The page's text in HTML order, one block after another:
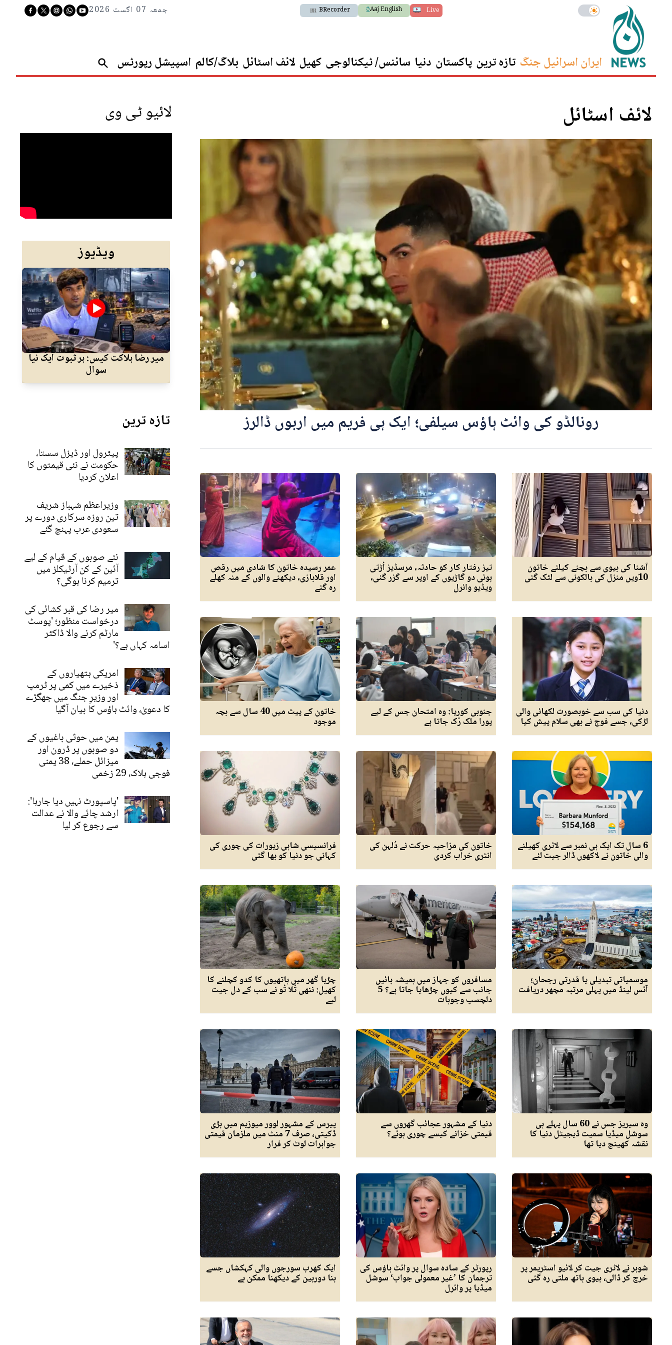
Live
Aaj English
BRecorder جمعہ 07 اگست 2026
ایران اسرائیل جنگ تازہ ترین پاکستان دنیا سائنس/ ٹیکنالوجی کھیل لائف اسٹائل بلاگ/کالم اسپیشل رپورٹس
لائف اسٹائل
رونالڈو کی وائٹ ہاؤس سیلفی؛ ایک ہی فریم میں اربوں ڈالرز
آشنا کی بیوی سے بچنے کیلئے خاتون
10ویں منزل کی بالکونی سے لٹک گئی
تیز رفتار کار کو حادثہ، مرسڈیز اُڑتی
ہوئی دو گاڑیوں کے اوپر سے گزر گئی،
ویڈیو وائرل
عمر رسیدہ خاتون کا شادی میں رقص
اور قلابازی، دیکھنے والوں کے منہ کھلے
رہ گئے
دنیا کی سب سے خوبصورت لکھائی والی
لڑکی، جسے فوج نے بھی سلام پیش کیا
جنوبی کوریا: وہ امتحان جس کے لیے
پورا ملک رُک جاتا ہے
خاتون کے پیٹ میں 40 سال سے بچہ
موجود
6 سال تک ایک ہی نمبر سے لاٹری کھیلنے
والی خاتون نے لاکھوں ڈالر جیت لئے
خاتون کی مزاحیہ حرکت نے دُلہن کی
انٹری خراب کردی
فرانسیسی شاہی زیورات کی چوری کی
کہانی جو دنیا کو بھا گئی
موسمیاتی تبدیلی یا قدرتی رجحان؛
آئس لینڈ میں پہلی مرتبہ مچھر دریافت
مسافروں کو جہاز میں ہمیشہ بائیں
جانب سے کیوں چڑھایا جاتا ہے؟ 5
دلچسپ وجوہات
چڑیا گھر میں ہاتھیوں کا کدو کچلنے کا
کھیل: ننھی تُلا تُو نے سب کے دل جیت
لیے
وہ سیریز جس نے 60 سال پہلے ہی
سوشل میڈیا سمیت ڈیجیٹل دنیا کا
نقشہ کھینچ دیا تھا
دنیا کے مشہور عجائب گھروں سے
قیمتی خزانے کیسے چوری ہوئے؟
پیرس کے مشہور لوور میوزیم میں بڑی
ڈکیتی، صرف 7 منٹ میں ملزمان قیمتی
جواہرات لوٹ کر فرار
شوہر نے لاٹری جیت کر لائیو اسٹریمر پر
خرچ کر ڈالی، بیوی ہاتھ ملتی رہ گئی
رپورٹر کے سادہ سوال پر وائٹ ہاؤس کی
ترجمان کا ’غیر معمولی جواب‘ سوشل
میڈیا پر وائرل
ایک کھرب سورجوں والی کہکشاں جسے
بنا دوربین کے دیکھنا ممکن ہے
لائیو ٹی وی
ویڈیوز
میر رضا ہلاکت کیس: ہر ثبوت ایک نیا
سوال
تازہ ترین
پیٹرول اور ڈیزل سستا،
حکومت نے نئی قیمتوں کا
اعلان کردیا
وزیراعظم شہباز شریف
تین روزہ سرکاری دورے پر
سعودی عرب پہنچ گئے
نئے صوبوں کے قیام کے لیے
آئین کے کن آرٹیکلز میں
ترمیم کرنا ہوگی؟
میر رضا کی قبر کشائی کی
درخواست منظور؛ 'پوسٹ
مارٹم کرنے والا ڈاکٹر
اسامہ کہاں ہے؟'
امریکی ہتھیاروں کے
ذخیرے میں کمی پر ٹرمپ
اور وزیرِ جنگ میں جھگڑے
کا دعویٰ، وائٹ ہاؤس کا بیان آگیا
یمن میں حوثی باغیوں کے
دو صوبوں پر ڈرون اور
میزائل حملے، 38 یمنی
فوجی ہلاک، 29 زخمی
'پاسپورٹ نہیں دیا جارہا':
ارشد چائے والا نے عدالت
سے رجوع کر لیا